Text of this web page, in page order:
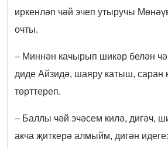
иркенләп чәй эчеп утыручы
очты.
– Миннән качырып шикәр белән
диде Айзидә, шаяру катыш, саран
төрттереп.
– Баллы чәй эчәсем килә, дигәч,
акча җиткерә алмыйм, дигән